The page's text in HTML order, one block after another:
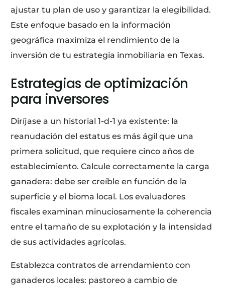
ajustar tu plan de uso y garantizar la elegibilidad.
Este enfoque basado en la información
geográfica maximiza el rendimiento de la
inversión de tu estrategia inmobiliaria en Texas.
Estrategias de optimización
para inversores
Diríjase a un historial 1-d-1 ya existente: la
reanudación del estatus es más ágil que una
primera solicitud, que requiere cinco años de
establecimiento. Calcule correctamente la carga
ganadera: debe ser creíble en función de la
superficie y el bioma local. Los evaluadores
fiscales examinan minuciosamente la coherencia
entre el tamaño de su explotación y la intensidad
de sus actividades agrícolas.
Establezca contratos de arrendamiento con
ganaderos locales: pastoreo a cambio de